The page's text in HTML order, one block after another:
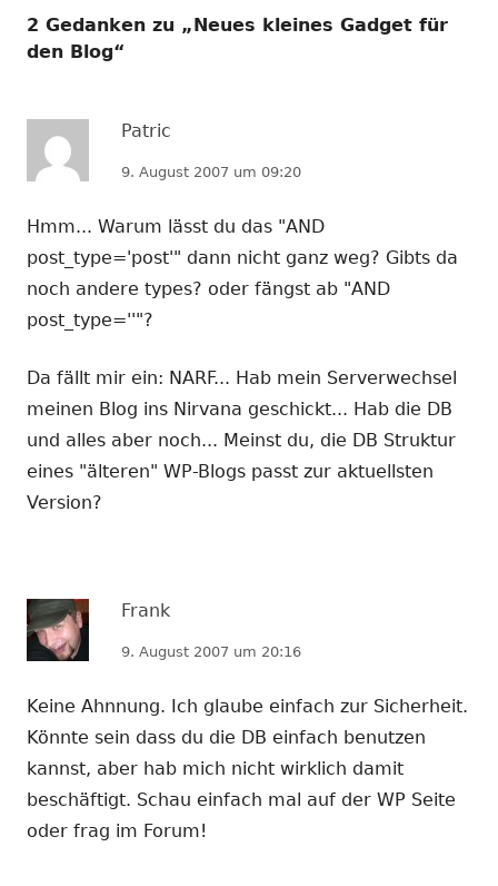
2 Gedanken zu „Neues kleines Gadget für
den Blog“
Patric
9. August 2007 um 09:20
Hmm... Warum lässt du das "AND
post_type='post'" dann nicht ganz weg? Gibts da
noch andere types? oder fängst ab "AND
post_type=''"?
Da fällt mir ein: NARF... Hab mein Serverwechsel
meinen Blog ins Nirvana geschickt... Hab die DB
und alles aber noch... Meinst du, die DB Struktur
eines "älteren" WP-Blogs passt zur aktuellsten
Version?
Frank
9. August 2007 um 20:16
Keine Ahnnung. Ich glaube einfach zur Sicherheit.
Könnte sein dass du die DB einfach benutzen
kannst, aber hab mich nicht wirklich damit
beschäftigt. Schau einfach mal auf der WP Seite
oder frag im Forum!